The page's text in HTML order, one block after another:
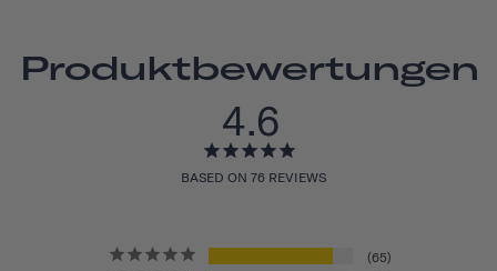
Produktbewertungen
4.6
BASED ON 76 REVIEWS
65